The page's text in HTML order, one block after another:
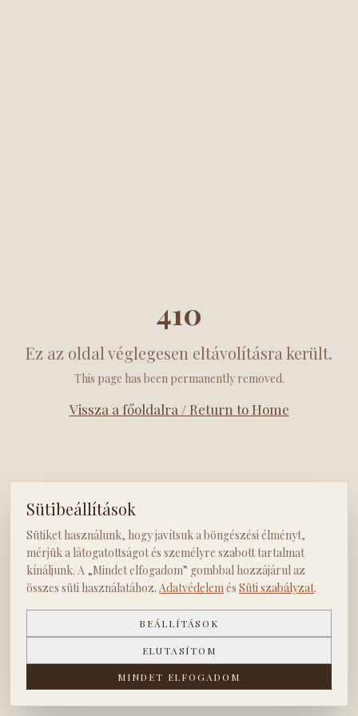
410
Ez az oldal véglegesen eltávolításra került.
This page has been permanently removed.
Vissza a főoldalra / Return to Home
Sütibeállítások
Sütiket használunk, hogy javítsuk a böngészési élményt,
mérjük a látogatottságot és személyre szabott tartalmat
kínáljunk. A „Mindet elfogadom” gombbal hozzájárul az
összes süti használatához. Adatvédelemés Süti szabályzat.
BEÁLLÍTÁSOK
ELUTASÍTOM
MINDET ELFOGADOM